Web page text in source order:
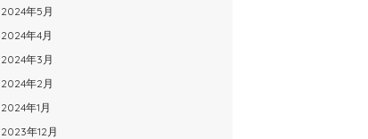
2024年5月
2024年4月
2024年3月
2024年2月
2024年1月
2023年12月